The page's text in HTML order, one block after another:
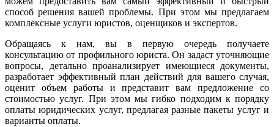
способ решения вашей проблемы. При этом мы предлагаем
комплексные услуги юристов, оценщиков и экспертов.
Обращаясь к нам, вы в первую очередь получаете
консультацию от профильного юриста. Он задаст уточняющие
вопросы, детально проанализирует имеющиеся документы,
разработает эффективный план действий для вашего случая,
оценит объем работы и представит вам предложение со
стоимостью услуг. При этом мы гибко подходим к порядку
оплаты юридических услуг, предлагая разные пакеты услуг и
варианты оплаты.